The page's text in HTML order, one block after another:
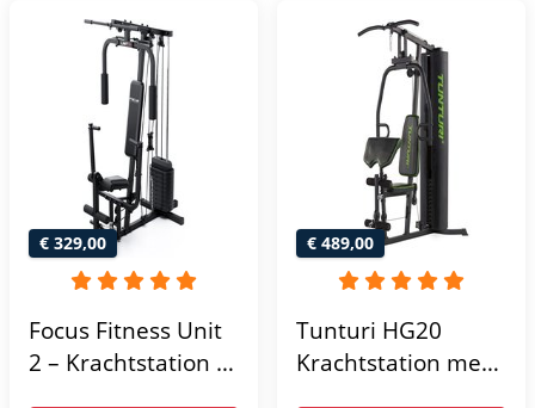
€ 329,00
Focus Fitness Unit
2 – Krachtstation –
€ 489,00
Tunturi HG20
Krachtstation met